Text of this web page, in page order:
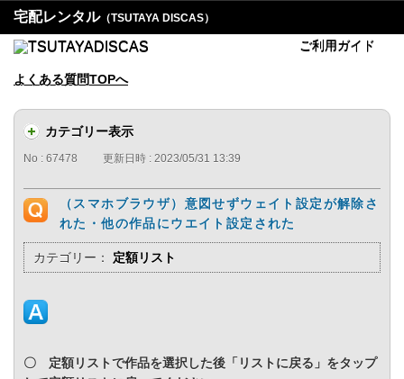
宅配レンタル（TSUTAYA DISCAS）
ご利用ガイド
よくある質問TOPへ
カテゴリー表示
No : 67478 更新日時 : 2023/05/31 13:39
（スマホブラウザ）意図せずウェイト設定が解除さ
れた・他の作品にウエイト設定された
カテゴリー： 定額リスト
〇 定額リストで作品を選択した後「リストに戻る」をタップ